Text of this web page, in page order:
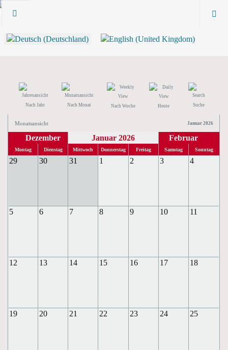
Nach Jahr Nach Monat Nach Woche Heute Suche
Monatsansicht Januar 2026
Dezember Januar 2026 Februar
Montag Dienstag Mittwoch Donnerstag Freitag Samstag Sonntag
29 30 31 1 2 3 4
5 6 7 8 9 10 11
12 13 14 15 16 17 18
19 20 21 22 23 24 25